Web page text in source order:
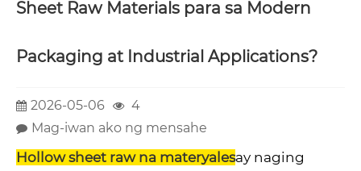
Sheet Raw Materials para sa Modern
Packaging at Industrial Applications?
2026-05-06
4
Mag-iwan ako ng mensahe
Hollow sheet raw na materyalesay naging